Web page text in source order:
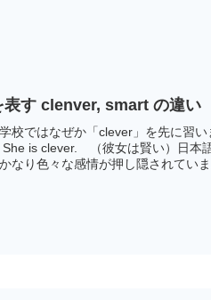
表す clenver, smart の違い
学校ではなぜか「clever」を先に習
She is clever. （彼女は賢い）日本
なり色々な感情が押し隠されていま